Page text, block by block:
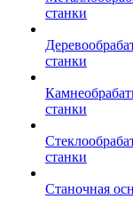
станки
станки
станки
станки
Станочная